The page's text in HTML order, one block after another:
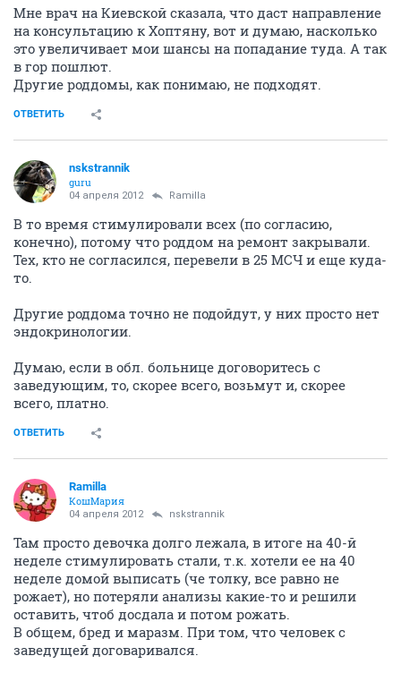
Мне врач на Киевской сказала, что даст направление
на консультацию к Хоптяну, вот и думаю, насколько
это увеличивает мои шансы на попадание туда. А так
в гор пошлют.
Другие роддомы, как понимаю, не подходят.
ОТВЕТИТЬ
nskstrannik
guru
04 апреля 2012 Ramilla
В то время стимулировали всех (по согласию,
конечно), потому что роддом на ремонт закрывали.
Тех, кто не согласился, перевели в 25 МСЧ и еще куда-
то.
Другие роддома точно не подойдут, у них просто нет
эндокринологии.
Думаю, если в обл. больнице договоритесь с
заведующим, то, скорее всего, возьмут и, скорее
всего, платно.
ОТВЕТИТЬ
Ramilla
КошМария
04 апреля 2012 nskstrannik
Там просто девочка долго лежала, в итоге на 40-й
неделе стимулировать стали, т.к. хотели ее на 40
неделе домой выписать (че толку, все равно не
рожает), но потеряли анализы какие-то и решили
оставить, чтоб досдала и потом рожать.
В общем, бред и маразм. При том, что человек с
заведущей договаривался.